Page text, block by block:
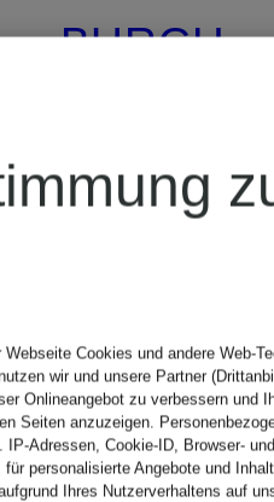
BURCH
Jane-
CHF 379
Cookies und andere Web-
wir und unsere Partner
Onlineangebot zu verbessern und
Seiten anzuzeigen.
IP-Adressen, Cookie-ID, Browser-
personalisierte Angebote und
Ihres Nutzerverhaltens auf